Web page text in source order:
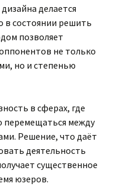
делается
состоянии решить
позволяет
не только
но и степенью
в сферах, где
перемещаться между
Решение, что даёт
деятельность
существенное
юзеров.